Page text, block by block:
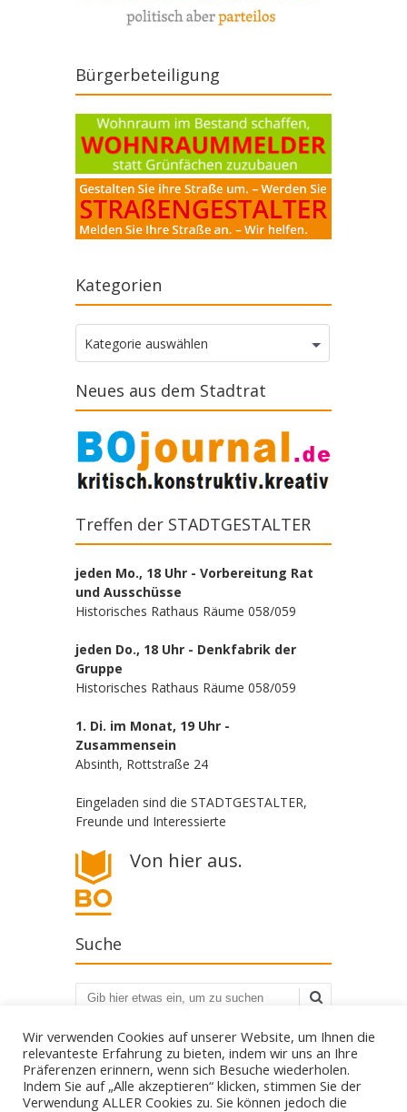
Bürgerbeteiligung
Kategorien
Kategorien
Kategorie auswählen
Neues aus dem Stadtrat
Treffen der STADTGESTALTER
jeden Mo., 18 Uhr - Vorbereitung Rat
und Ausschüsse
Historisches Rathaus Räume 058/059
jeden Do., 18 Uhr - Denkfabrik der
Gruppe
Historisches Rathaus Räume 058/059
1. Di. im Monat, 19 Uhr -
Zusammensein
Absinth, Rottstraße 24
Eingeladen sind die STADTGESTALTER,
Freunde und Interessierte
Von hier aus.
Suche
Suchen
Wir verwenden Cookies auf unserer Website, um Ihnen die
relevanteste Erfahrung zu bieten, indem wir uns an Ihre
Präferenzen erinnern, wenn sich Besuche wiederholen.
Indem Sie auf „Alle akzeptieren“ klicken, stimmen Sie der
Verwendung ALLER Cookies zu. Sie können jedoch die